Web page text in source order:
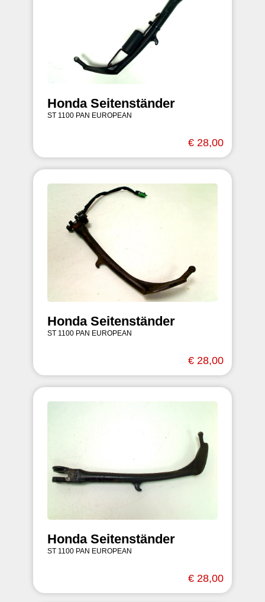
Honda Seitenständer
ST 1100 PAN EUROPEAN
€ 28,00
Honda Seitenständer
ST 1100 PAN EUROPEAN
€ 28,00
Honda Seitenständer
ST 1100 PAN EUROPEAN
€ 28,00